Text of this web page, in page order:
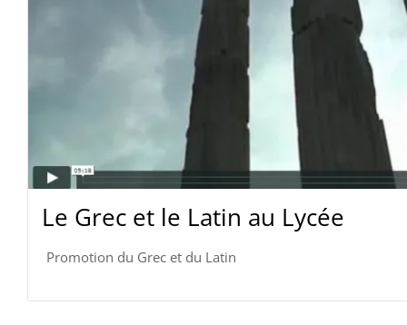
Le Grec et le Latin au Lycée
Promotion du Grec et du Latin